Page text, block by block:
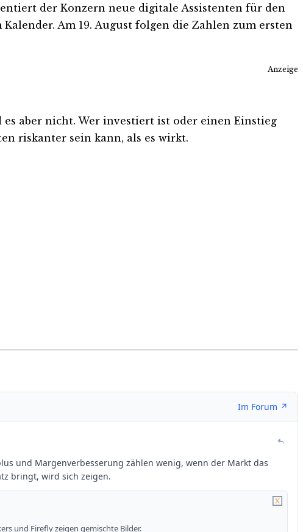
der Konzern neue digitale Assistenten für den
Am 19. August folgen die Zahlen zum ersten
Anzeige
aber nicht. Wer investiert ist oder einen Einstieg
riskanter sein kann, als es wirkt.